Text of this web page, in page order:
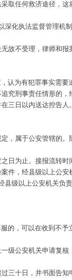
取任何救济途径，
化执法监督管理
不受理，律师和
认为有犯罪事实
究刑事责任情形的，
三日以内送达控告
，属于公安管辖的
日为止。接报流转
件，经县级以上公
级以上公安机关
的，可以在收到不
级公安机关申请复
三十日，并书面告